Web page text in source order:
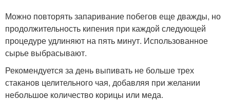
Можно повторять запаривание побегов еще дважды, но
продолжительность кипения при каждой следующей
процедуре удлиняют на пять минут. Использованное
сырье выбрасывают.
Рекомендуется за день выпивать не больше трех
стаканов целительного чая, добавляя при желании
небольшое количество корицы или меда.